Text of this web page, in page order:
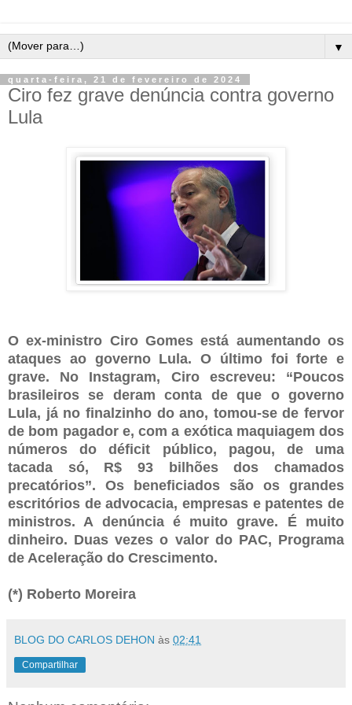
▼
quarta-feira, 21 de fevereiro de 2024
Ciro fez grave denúncia contra governo
Lula
O ex-ministro Ciro Gomes está aumentando os
ataques ao governo Lula. O último foi forte e
grave. No Instagram, Ciro escreveu: “Poucos
brasileiros se deram conta de que o governo
Lula, já no finalzinho do ano, tomou-se de fervor
de bom pagador e, com a exótica maquiagem dos
números do déficit público, pagou, de uma
tacada só, R$ 93 bilhões dos chamados
precatórios”. Os beneficiados são os grandes
escritórios de advocacia, empresas e patentes de
ministros. A denúncia é muito grave. É muito
dinheiro. Duas vezes o valor do PAC, Programa
de Aceleração do Crescimento.
(*) Roberto Moreira
BLOG DO CARLOS DEHON às 02:41
Compartilhar